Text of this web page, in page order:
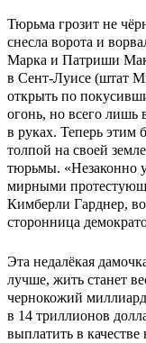
Тюрьма грозит не
снесла ворота и
Марка и Патриши
в Сент-Луисе (штат
открыть по
огонь, но всего лишь
в руках. Теперь этим
толпой на своей
тюрьмы. «Незаконно
мирными
Кимберли Гарднер,
сторонница
Эта недалёкая
лучше, жить станет
чернокожий
в 14 триллионов
выплатить в